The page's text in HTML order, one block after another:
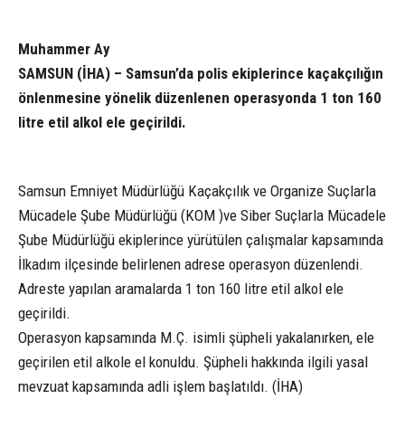
Muhammer Ay
SAMSUN (İHA) – Samsun’da polis ekiplerince kaçakçılığın
önlenmesine yönelik düzenlenen operasyonda 1 ton 160
litre etil alkol ele geçirildi.
Samsun Emniyet Müdürlüğü Kaçakçılık ve Organize Suçlarla
Mücadele Şube Müdürlüğü (KOM )ve Siber Suçlarla Mücadele
Şube Müdürlüğü ekiplerince yürütülen çalışmalar kapsamında
İlkadım ilçesinde belirlenen adrese operasyon düzenlendi.
Adreste yapılan aramalarda 1 ton 160 litre etil alkol ele
geçirildi.
Operasyon kapsamında M.Ç. isimli şüpheli yakalanırken, ele
geçirilen etil alkole el konuldu. Şüpheli hakkında ilgili yasal
mevzuat kapsamında adli işlem başlatıldı. (İHA)